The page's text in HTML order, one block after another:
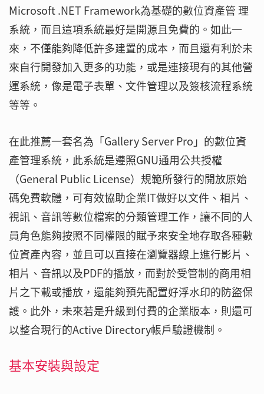
Microsoft .NET Framework為基礎的數位資產管 理
系統，而且這項系統最好是開源且免費的。如此一
來，不僅能夠降低許多建置的成本，而且還有利於未
來自行開發加入更多的功能，或是連接現有的其他營
運系統，像是電子表單、文件管理以及簽核流程系統
等等。
在此推薦一套名為「Gallery Server Pro」的數位資
產管理系統，此系統是遵照GNU通用公共授權
（General Public License）規範所發行的開放原始
碼免費軟體，可有效協助企業IT做好以文件、相片、
視訊、音訊等數位檔案的分類管理工作，讓不同的人
員角色能夠按照不同權限的賦予來安全地存取各種數
位資產內容，並且可以直接在瀏覽器線上進行影片、
相片、音訊以及PDF的播放，而對於受管制的商用相
片之下載或播放，還能夠預先配置好浮水印的防盜保
護。此外，未來若是升級到付費的企業版本，則還可
以整合現行的Active Directory帳戶驗證機制。
基本安裝與設定